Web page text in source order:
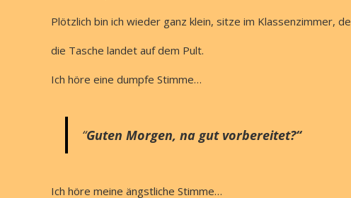
Plötzlich bin ich wieder ganz klein, sitze im Klassenzimmer,
die Tasche landet auf dem Pult.
Ich höre eine dumpfe Stimme…
“Guten Morgen, na gut vorbereitet?“
Ich höre meine ängstliche Stimme…